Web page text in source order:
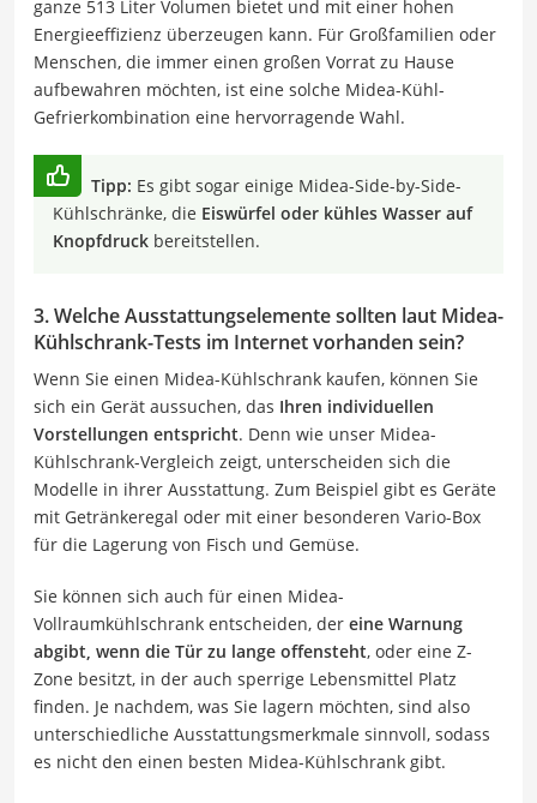
ganze 513 Liter Volumen bietet und mit einer hohen
Energieeffizienz überzeugen kann. Für Großfamilien oder
Menschen, die immer einen großen Vorrat zu Hause
aufbewahren möchten, ist eine solche Midea-Kühl-
Gefrierkombination eine hervorragende Wahl.
Tipp: Es gibt sogar einige Midea-Side-by-Side-
Kühlschränke, die Eiswürfel oder kühles Wasser auf
Knopfdruck bereitstellen.
3. Welche Ausstattungselemente sollten laut Midea-
Kühlschrank-Tests im Internet vorhanden sein?
Wenn Sie einen Midea-Kühlschrank kaufen, können Sie
sich ein Gerät aussuchen, das Ihren individuellen
Vorstellungen entspricht. Denn wie unser Midea-
Kühlschrank-Vergleich zeigt, unterscheiden sich die
Modelle in ihrer Ausstattung. Zum Beispiel gibt es Geräte
mit Getränkeregal oder mit einer besonderen Vario-Box
für die Lagerung von Fisch und Gemüse.
Sie können sich auch für einen Midea-
Vollraumkühlschrank entscheiden, der eine Warnung
abgibt, wenn die Tür zu lange offensteht, oder eine Z-
Zone besitzt, in der auch sperrige Lebensmittel Platz
finden. Je nachdem, was Sie lagern möchten, sind also
unterschiedliche Ausstattungsmerkmale sinnvoll, sodass
es nicht den einen besten Midea-Kühlschrank gibt.